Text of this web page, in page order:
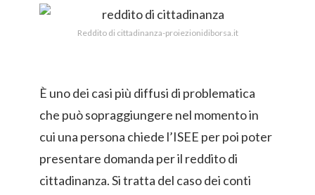
Reddito di cittadinanza-proiezionidiborsa.it
È uno dei casi più diffusi di problematica
che può sopraggiungere nel momento in
cui una persona chiede l’ISEE per poi poter
presentare domanda per il reddito di
cittadinanza. Si tratta del caso dei conti